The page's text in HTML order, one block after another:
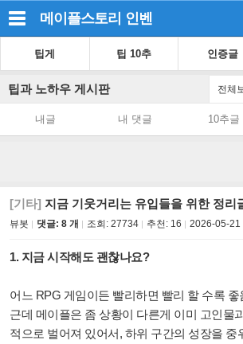
메이플스토리 인벤
팁게 팁 10추 인증글
팁과 노하우 게시판 전체
내글 내 댓글 10추글
[기타] 지금 기웃거리는 유입들을 위한 정리
뷰봇 댓글: 8 개 조회: 27734 추천: 16 2026-05-21
1. 지금 시작해도 괜찮나요?
어느 RPG 게임이든 빨리하면 빨리 할 수록 좋
근데 메이플은 좀 상황이 다른게 이미 고인물
적으로 벌어져 있어서, 하위 구간의 성장을 중